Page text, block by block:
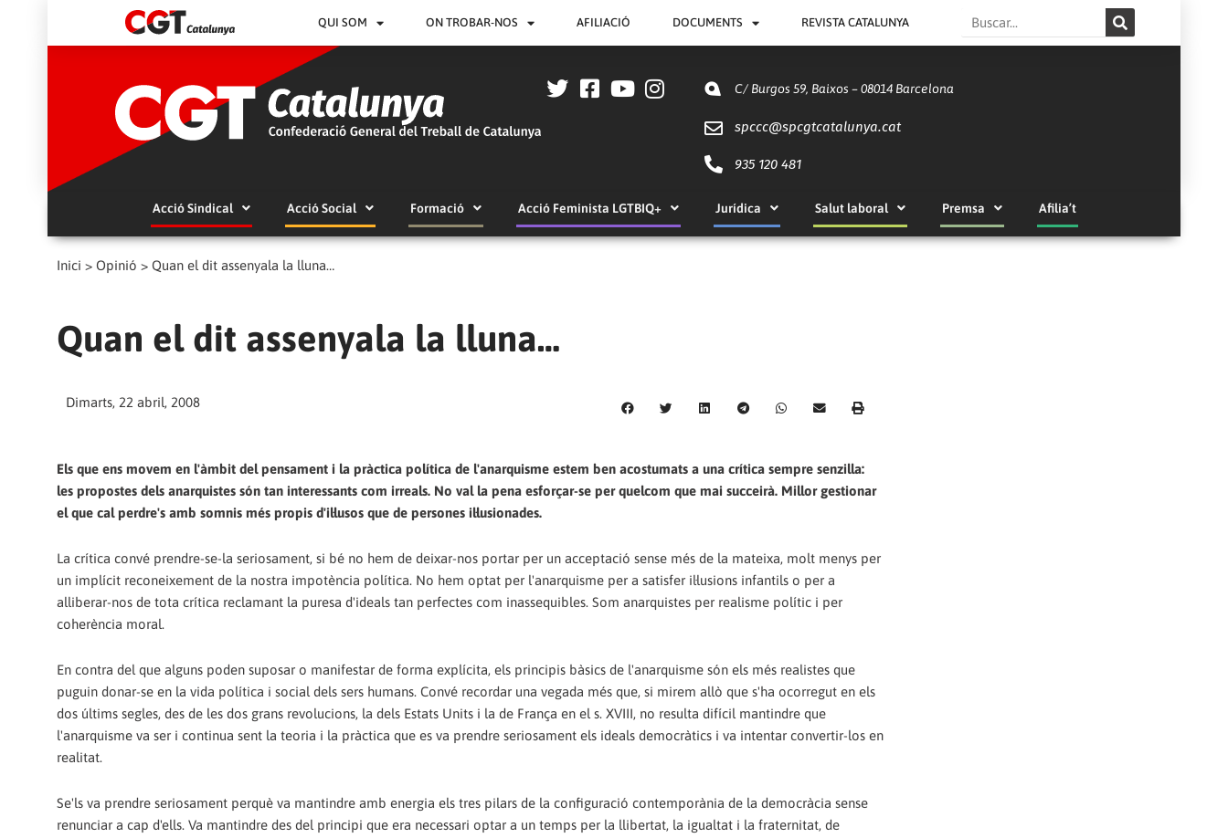
QUI SOM ON TROBAR-NOS AFILIACIÓ DOCUMENTS REVISTA CATALUNYA Search
C/ Burgos 59, Baixos – 08014 Barcelona
spccc@spcgtcatalunya.cat
935 120 481
Acció Sindical Acció Social Formació Acció Feminista LGTBIQ+ Jurídica Salut laboral Premsa Afilia’t
Inici > Opinió > Quan el dit assenyala la lluna…
Quan el dit assenyala la lluna…
Dimarts, 22 abril, 2008
Els que ens movem en l'àmbit del pensament i la pràctica política de l'anarquisme estem ben acostumats a una crítica sempre senzilla:
les propostes dels anarquistes són tan interessants com irreals. No val la pena esforçar-se per quelcom que mai succeirà. Millor gestionar
el que cal perdre's amb somnis més propis d'il·lusos que de persones il·lusionades.
La crítica convé prendre-se-la seriosament, si bé no hem de deixar-nos portar per un acceptació sense més de la mateixa, molt menys per
un implícit reconeixement de la nostra impotència política. No hem optat per l'anarquisme per a satisfer il·lusions infantils o per a
alliberar-nos de tota crítica reclamant la puresa d'ideals tan perfectes com inassequibles. Som anarquistes per realisme polític i per
coherència moral.
En contra del que alguns poden suposar o manifestar de forma explícita, els principis bàsics de l'anarquisme són els més realistes que
puguin donar-se en la vida política i social dels sers humans. Convé recordar una vegada més que, si mirem allò que s'ha ocorregut en els
dos últims segles, des de les dos grans revolucions, la dels Estats Units i la de França en el s. XVIII, no resulta difícil mantindre que
l'anarquisme va ser i continua sent la teoria i la pràctica que es va prendre seriosament els ideals democràtics i va intentar convertir-los en
realitat.
Se'ls va prendre seriosament perquè va mantindre amb energia els tres pilars de la configuració contemporània de la democràcia sense
renunciar a cap d'ells. Va mantindre des del principi que era necessari optar a un temps per la llibertat, la igualtat i la fraternitat, de